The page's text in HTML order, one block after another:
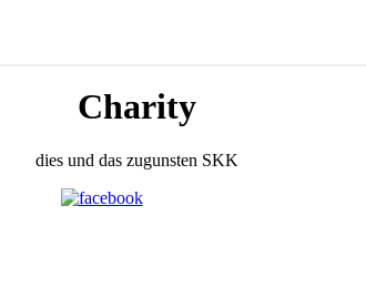
Charity
dies und das zugunsten SKK